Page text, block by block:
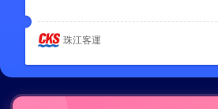
珠江客運